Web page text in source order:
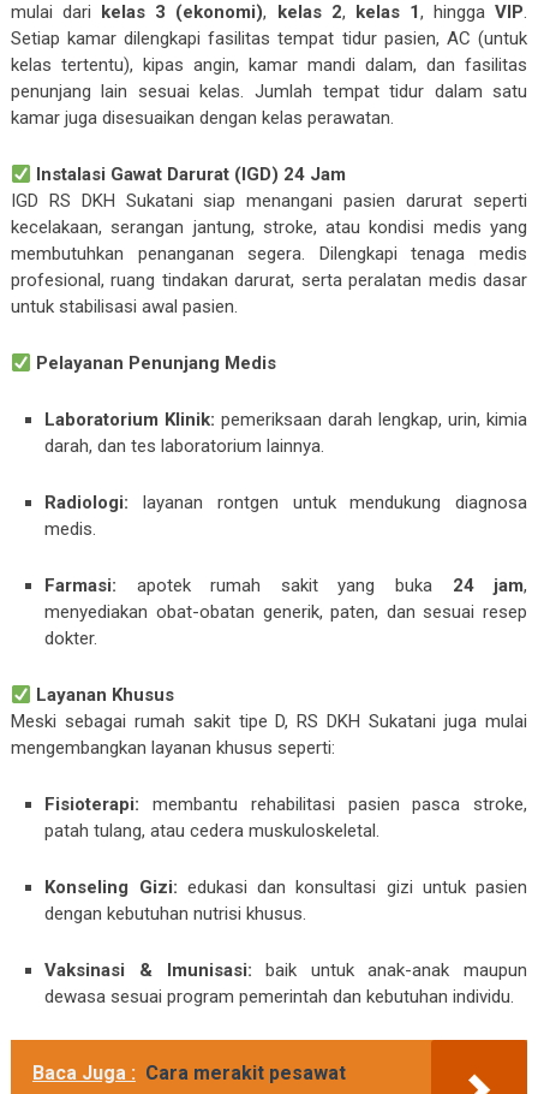
mulai dari kelas 3 (ekonomi), kelas 2, kelas 1, hinggaVIP.
Setiap kamar dilengkapi fasilitas tempat tidur pasien, AC (untuk
kelas tertentu), kipas angin, kamar mandi dalam, dan fasilitas
penunjang lain sesuai kelas. Jumlah tempat tidur dalam satu
kamar juga disesuaikan dengan kelas perawatan.
Instalasi Gawat Darurat (IGD) 24 Jam
IGD RS DKH Sukatani siap menangani pasien darurat seperti
kecelakaan, serangan jantung, stroke, atau kondisi medis yang
membutuhkan penanganan segera. Dilengkapi tenaga medis
profesional, ruang tindakan darurat, serta peralatan medis dasar
untuk stabilisasi awal pasien.
Pelayanan Penunjang Medis
Laboratorium Klinik: pemeriksaan darah lengkap, urin, kimia
darah, dan tes laboratorium lainnya.
Radiologi: layanan rontgen untuk mendukung diagnosa
medis.
Farmasi: apotek rumah sakit yang buka 24 jam,
menyediakan obat-obatan generik, paten, dan sesuai resep
dokter.
Layanan Khusus
Meski sebagai rumah sakit tipe D, RS DKH Sukatani juga mulai
mengembangkan layanan khusus seperti:
Fisioterapi: membantu rehabilitasi pasien pasca stroke,
patah tulang, atau cedera muskuloskeletal.
Konseling Gizi: edukasi dan konsultasi gizi untuk pasien
dengan kebutuhan nutrisi khusus.
Vaksinasi & Imunisasi: baik untuk anak-anak maupun
dewasa sesuai program pemerintah dan kebutuhan individu.
Baca Juga : Cara merakit pesawat